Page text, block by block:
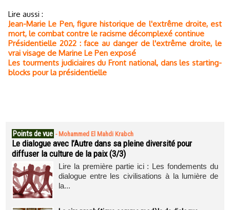
Lire aussi :
Jean-Marie Le Pen, figure historique de l'extrême droite, est
mort, le combat contre le racisme décomplexé continue
Présidentielle 2022 : face au danger de l'extrême droite, le
vrai visage de Marine Le Pen exposé
Les tourments judiciaires du Front national, dans les starting-
blocks pour la présidentielle
Points de vue - Mohammed El Mahdi Krabch
Le dialogue avec l’Autre dans sa pleine diversité pour
diffuser la culture de la paix (3/3)
Lire la première partie ici : Les fondements du
dialogue entre les civilisations à la lumière de
la...